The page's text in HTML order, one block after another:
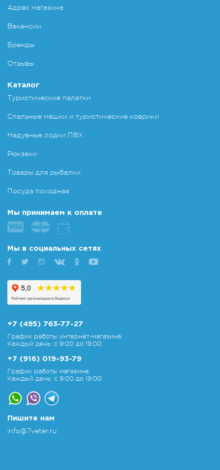
Адрес магазина
Вакансии
Бренды
Отзывы
Каталог
Туристические палатки
Спальные мешки и туристические коврики
Надувные лодки ПВХ
Рюкзаки
Товары для рыбалки
Посуда походная
Мы принимаем к оплате
Мы в социальных сетях
+7 (495) 763-77-27
График работы интернет-магазина:
Каждый день: с 9:00 до 19:00
+7 (916) 019-93-79
График работы магазина:
Каждый день: с 9:00 до 19:00
Пишите нам
info@7veter.ru